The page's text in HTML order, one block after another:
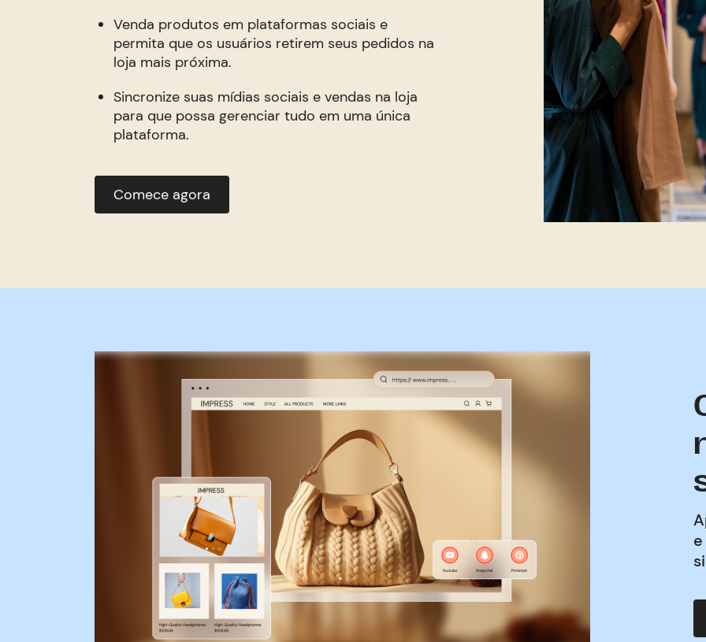
Venda produtos em plataformas sociais e
permita que os usuários retirem seus pedidos na
loja mais próxima.
Sincronize suas mídias sociais e vendas na loja
para que possa gerenciar tudo em uma única
plataforma.
Comece agora